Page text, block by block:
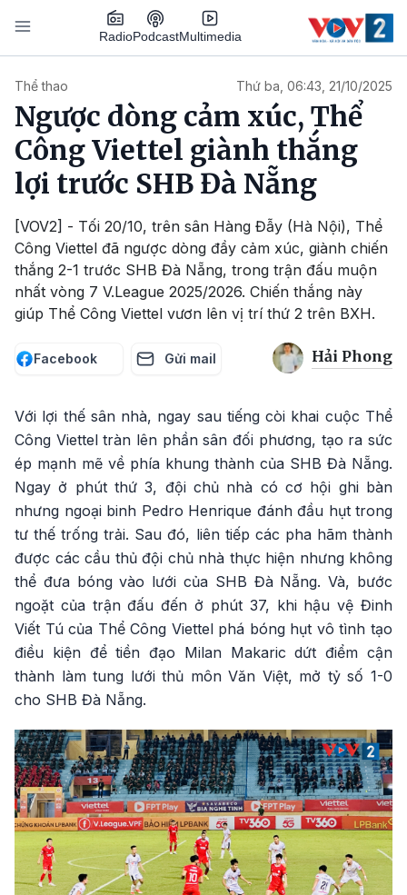
Nhảy đến nội dung
RadioPodcastMultimedia
Thể thao Thứ ba, 06:43, 21/10/2025
Ngược dòng cảm xúc, Thể
Công Viettel giành thắng
lợi trước SHB Đà Nẵng
[VOV2] - Tối 20/10, trên sân Hàng Đẫy (Hà Nội), Thể
Công Viettel đã ngược dòng đầy cảm xúc, giành chiến
thắng 2-1 trước SHB Đà Nẵng, trong trận đấu muộn
nhất vòng 7 V.League 2025/2026. Chiến thắng này
giúp Thể Công Viettel vươn lên vị trí thứ 2 trên BXH.
Facebook Gửi mail Hải Phong
Với lợi thế sân nhà, ngay sau tiếng còi khai cuộc Thể
Công Viettel tràn lên phần sân đối phương, tạo ra sức
ép mạnh mẽ về phía khung thành của SHB Đà Nẵng.
Ngay ở phút thứ 3, đội chủ nhà có cơ hội ghi bàn
nhưng ngoại binh Pedro Henrique đánh đầu hụt trong
tư thế trống trải. Sau đó, liên tiếp các pha hãm thành
được các cầu thủ đội chủ nhà thực hiện nhưng không
thể đưa bóng vào lưới của SHB Đà Nẵng. Và, bước
ngoặt của trận đấu đến ở phút 37, khi hậu vệ Đinh
Viết Tú của Thể Công Viettel phá bóng hụt vô tình tạo
điều kiện để tiền đạo Milan Makaric dứt điểm cận
thành làm tung lưới thủ môn Văn Việt, mở tỷ số 1-0
cho SHB Đà Nẵng.